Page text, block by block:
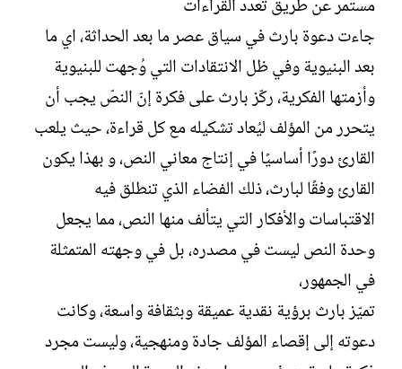
مستمر عن طريق تعدد القرآءات
جاءت دعوة بارث في سياق عصر ما بعد الحداثة، اي ما
بعد البنيوية وفي ظل الانتقادات التي وُجهت للبنيوية
وأزمتها الفكرية، ركّز بارث على فكرة إنّ النصّ يجب أن
يتحرر من المؤلف ليُعاد تشكيله مع كل قراءة، حيث يلعب
القارئ دورًا أساسيًا في إنتاج معاني النص، و بهذا يكون
القارئ وفقًا لبارث، ذلك الفضاء الذي تنطلق فيه
الاقتباسات والأفكار التي يتألف منها النص، مما يجعل
وحدة النص ليست في مصدره، بل في وجهته المتمثلة
في الجمهور،
تميّز بارث برؤية نقدية عميقة وبثقافة واسعة، وكانت
دعوته إلى إقصاء المؤلف جادة ومنهجية، وليست مجرد